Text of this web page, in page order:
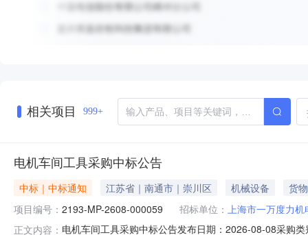
相关项目 999+
电机车间工具采购中标公告
中标｜中标通知 江苏省｜南通市｜崇川区 机械设备
货物
项目编号： 2193-MP-2608-000059 招标单位： 上海市一万度力
正文内容： 电机车间工具采购中标公告发布日期：2026-08-08采购